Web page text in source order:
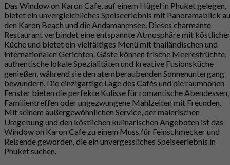
Das Window on Karon Cafe, auf einem Hügel in Phuket gelegen,
bietet ein unvergleichliches Speiseerlebnis mit Panoramablick
den Karon Beach und die Andamanensee. Dieses charmante
Restaurant verbindet eine entspannte Atmosphäre mit köstlicher
Küche und bietet ein vielfältiges Menü mit thailändischen und
internationalen Gerichten. Gäste können frische Meeresfrüchte,
authentische lokale Spezialitäten und kreative Fusionsküche
genießen, während sie den atemberaubenden Sonnenuntergang
bewundern. Die einzigartige Lage des Cafés und die raumhohen
Fenster bieten die perfekte Kulisse für romantische Abendessen,
Familientreffen oder ungezwungene Mahlzeiten mit Freunden.
Mit seinem außergewöhnlichen Service, der malerischen
Umgebung und den köstlichen kulinarischen Angeboten ist das
Window on Karon Cafe zu einem Muss für Feinschmecker und
Reisende geworden, die ein unvergessliches Speiseerlebnis in
Phuket suchen.